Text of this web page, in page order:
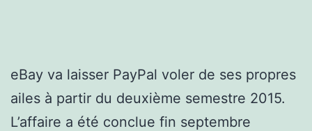
eBay va laisser PayPal voler de ses propres
ailes à partir du deuxième semestre 2015.
L’affaire a été conclue fin septembre